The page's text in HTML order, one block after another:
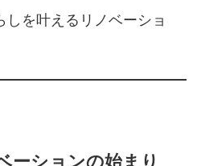
しを叶えるリノベーショ